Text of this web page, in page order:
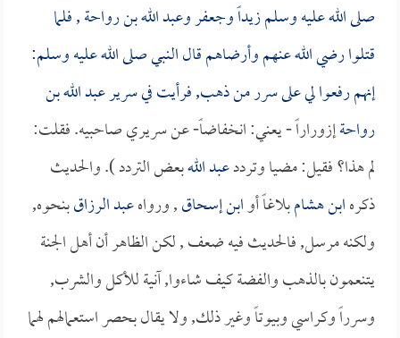
صلى الله عليه وسلمزيداًوجعفروعبد الله بن رواحة, فلما
قتلوا رضي الله عنهم وأرضاهم قال النبي صلى الله عليه وسلم:
إنهم رفعوا لي على سرر من ذهب, فرأيت في سريرعبد الله بن
رواحةإزوراراً - يعني: انخفاضاً- عن سريري صاحبيه. فقلت:
لم هذا؟ فقيل: مضيا وترددعبد اللهبعض التردد ). والحديث
ذكرهابن هشامبلاغاً أوابن إسحاق, ورواهعبد الرزاقبنحوه,
ولكنه مرسل, فالحديث فيه ضعف , لكن الظاهر أن أهل الجنة
يتنعمون بالذهب والفضة كيف شاءوا, آنية للأكل والشرب,
وسرراً وكراسي وبيوتاً وغير ذلك, ولا يقال بحصر استعمالهم لهما